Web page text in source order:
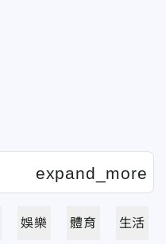
娛樂 體育 生活